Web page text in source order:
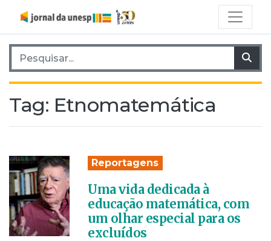
Pesquisar por:
Tag: Etnomatemática
Reportagens
Uma vida dedicada à
educação matemática, com
um olhar especial para os
excluídos